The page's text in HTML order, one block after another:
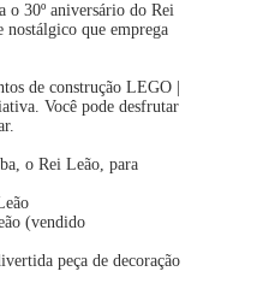
o 30º aniversário do Rei
nostálgico que emprega
de construção LEGO |
Você pode desfrutar
o Rei Leão, para
(vendido
peça de decoração